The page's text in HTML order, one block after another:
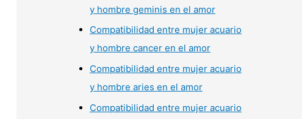
y hombre geminis en el amor
Compatibilidad entre mujer acuario
y hombre cancer en el amor
Compatibilidad entre mujer acuario
y hombre aries en el amor
Compatibilidad entre mujer acuario